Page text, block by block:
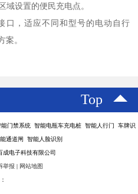
域设置的便民充电点。
口，适应不同和型号的电动自行
案。
Top
门禁系统 智能电瓶车充电桩 智能人行门 车牌识
通道闸 智能人脸识别
成电子科技有限公司
举报 | 网站地图